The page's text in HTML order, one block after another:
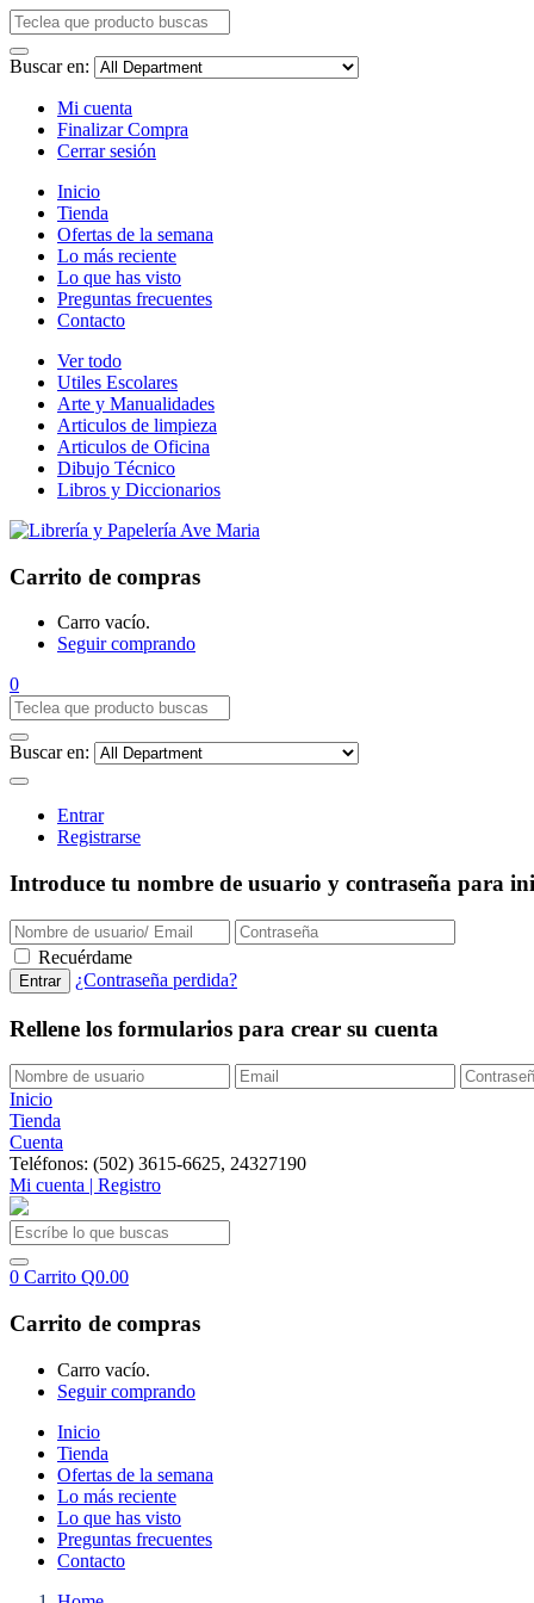
Buscar en:
Mi cuenta
Finalizar Compra
Cerrar sesión
Inicio
Tienda
Ofertas de la semana
Lo más reciente
Lo que has visto
Preguntas frecuentes
Contacto
Ver todo
Utiles Escolares
Arte y Manualidades
Articulos de limpieza
Articulos de Oficina
Dibujo Técnico
Libros y Diccionarios
Carrito de compras
Carro vacío.
Seguir comprando
0
Buscar en:
Entrar
Registrarse
Introduce tu nombre de usuario y contraseña para
Recuérdame
¿Contraseña perdida?
Rellene los formularios para crear su cuenta
Inicio
Tienda
Cuenta
Teléfonos: (502) 3615-6625, 24327190
Mi cuenta | Registro
0 Carrito Q0.00
Carrito de compras
Carro vacío.
Seguir comprando
Inicio
Tienda
Ofertas de la semana
Lo más reciente
Lo que has visto
Preguntas frecuentes
Contacto